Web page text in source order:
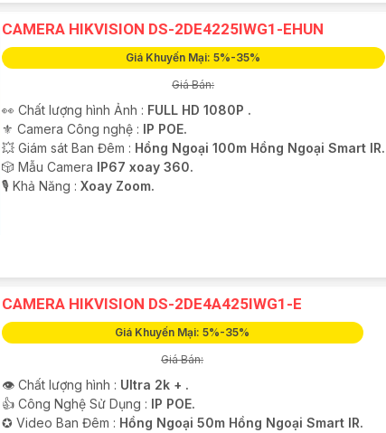
CAMERA HIKVISION DS-2DE4225IWG1-EHUN
Giá Khuyến Mại: 5%-35%
Giá Bán:
️
👀 Chất lượng hình Ảnh : FULL HD 1080P .
⚜️ Camera Công nghệ : IP POE.
💥 Giám sát Ban Đêm : Hồng Ngoại 100m Hồng Ngoại Smart IR.
🎲 Mẫu Camera IP67 xoay 360.
️🎙 Khả Năng : Xoay Zoom.
CAMERA HIKVISION DS-2DE4A425IWG1-E
Giá Khuyến Mại: 5%-35%
Giá Bán:
👁 Chất lượng hình : Ultra 2k + .
👍 Công Nghệ Sử Dụng :
IP POE.
✪ Video Ban Đêm : Hồng Ngoại 50m Hồng Ngoại Smart IR.